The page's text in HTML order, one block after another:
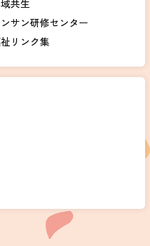
共生
サン研修センター
リンク集